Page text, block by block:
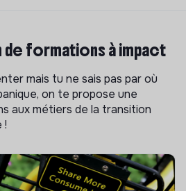
formations à impact
mais tu ne sais pas par où
on te propose une
aux métiers de la transition
!